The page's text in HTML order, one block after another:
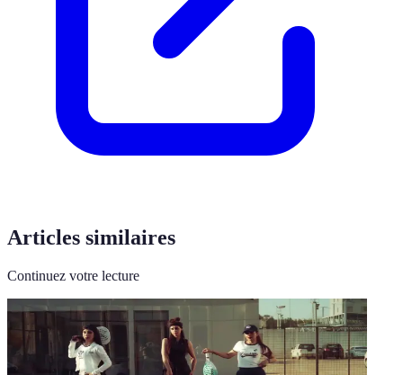
Articles similaires
Continuez votre lecture